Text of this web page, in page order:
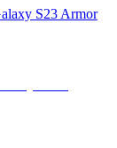
S23 Armor